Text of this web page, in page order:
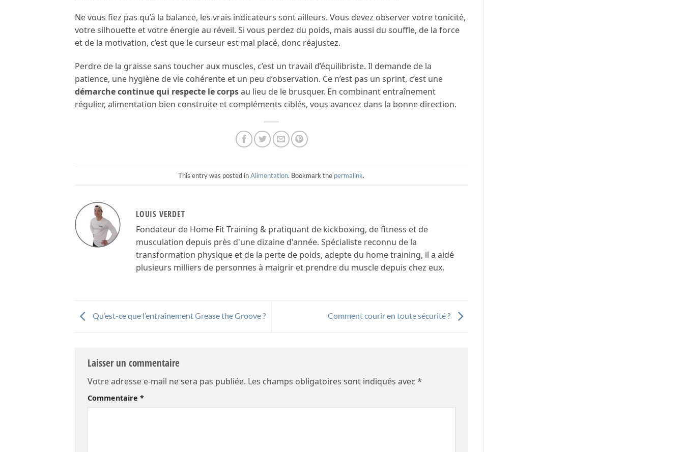
Ne vous fiez pas qu’à la balance, les vrais indicateurs sont ailleurs. Vous devez observer votre tonicité,
votre silhouette et votre énergie au réveil. Si vous perdez du poids, mais aussi du souffle, de la force
et de la motivation, c’est que le curseur est mal placé, donc réajustez.
Perdre de la graisse sans toucher aux muscles, c’est un travail d’équilibriste. Il demande de la
patience, une hygiène de vie cohérente et un peu d’observation. Ce n’est pas un sprint, c’est une
démarche continue qui respecte le corpsau lieu de le brusquer. En combinant entraînement
régulier, alimentation bien construite et compléments ciblés, vous avancez dans la bonne direction.
This entry was posted inAlimentation. Bookmark the permalink.
LOUIS VERDET
Fondateur de Home Fit Training & pratiquant de kickboxing, de fitness et de
musculation depuis près d'une dizaine d'année. Spécialiste reconnu de la
transformation physique et de la perte de poids, adepte du home training, il a aidé
plusieurs milliers de personnes à maigrir et prendre du muscle depuis chez eux.
Qu’est-ce que l’entraînement Grease the Groove ? Comment courir en toute sécurité ?
Laisser un commentaire
Votre adresse e-mail ne sera pas publiée. Les champs obligatoires sont indiqués avec *
Commentaire *